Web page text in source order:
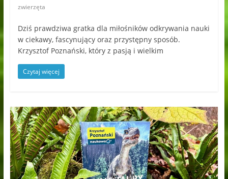
zwierzęta
Dziś prawdziwa gratka dla miłośników odkrywania nauki
w ciekawy, fascynujący oraz przystępny sposób.
Krzysztof Poznański, który z pasją i wielkim
Czytaj więcej